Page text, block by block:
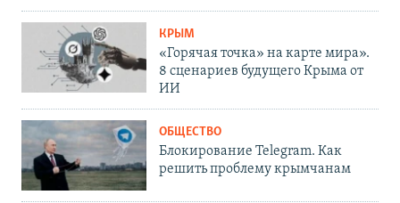
КРЫМ
«Горячая точка» на карте мира».
8 сценариев будущего Крыма от
ИИ
ОБЩЕСТВО
Блокирование Telegram. Как
решить проблему крымчанам